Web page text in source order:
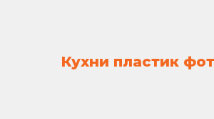
Кухни пластик